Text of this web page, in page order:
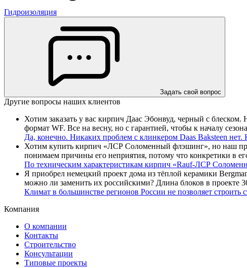
Гидроизоляция
Задать свой вопрос
Другие вопросы наших клиентов
Хотим заказать у вас кирпич Даас Эбонвуд, черный с
формат WF. Все на весну, но с гарантией, чтобы к началу
Да, конечно. Никаких проблем с клинкером Daas Baksteen
Хотим купить кирпич «ЛСР Соломенный флэшинг», но наш
понимаем причины его неприятия, потому что конкретики в
По техническим характеристикам кирпич «Rauf-ЛСР
Я приобрел немецкий проект дома из тёплой керамики
можно ли заменить их российскими? Длина блоков в проекте
Климат в большинстве регионов России не позволяет
Компания
О компании
Контакты
Строительство
Консультации
Типовые проекты